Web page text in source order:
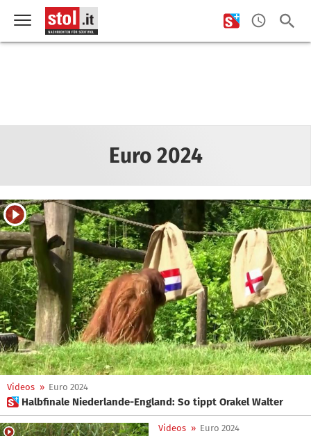
Euro 2024
Videos » Euro 2024
 Halbfinale Niederlande-England: So tippt Orakel Walter
Videos » Euro 2024